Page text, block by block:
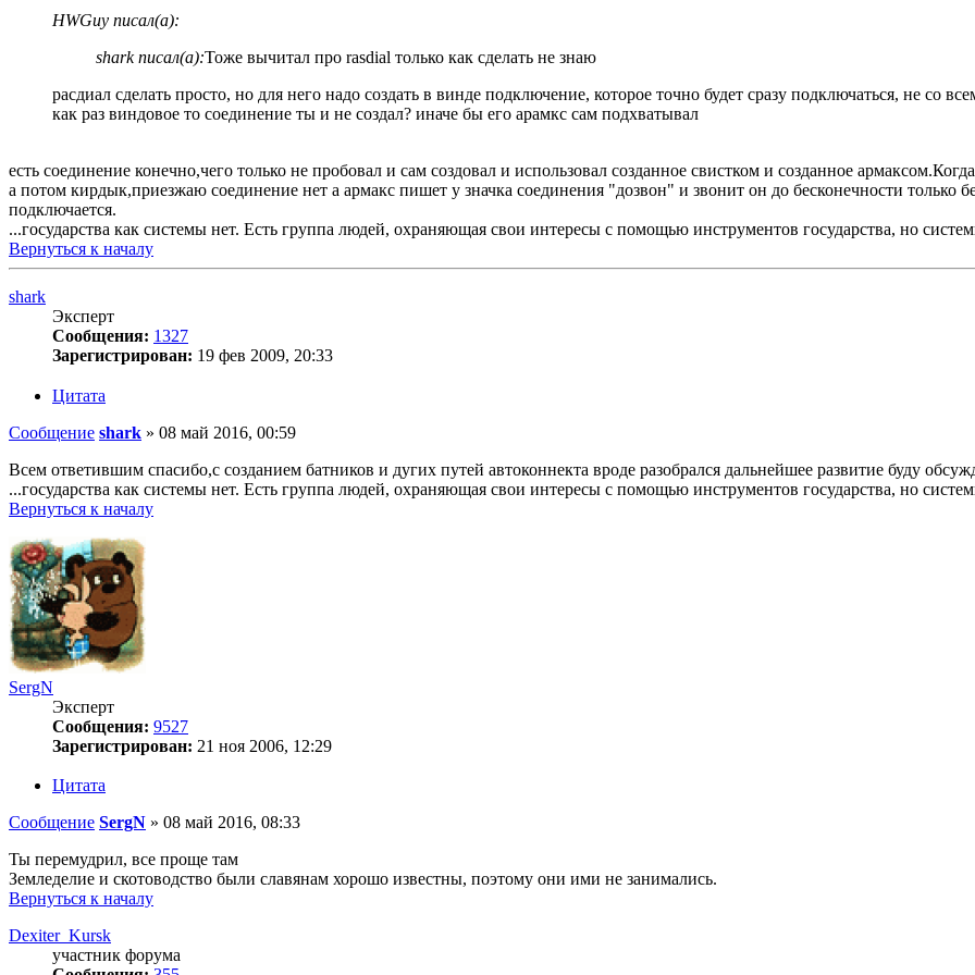
HWGuy писал(а):
shark писал(а):Тоже вычитал про rasdial только как сделать не знаю
расдиал сделать просто, но для него надо создать в винде подключение, которое точно будет сразу подключаться, не со
как раз виндовое то соединение ты и не создал? иначе бы его арамкс сам подхватывал
есть соединение конечно,чего только не пробовал и сам создовал и использовал созданное свистком и созданное
а потом кирдык,приезжаю соединение нет а армакс пишет у значка соединения "дозвон" и звонит он до бесконечности только
подключается.
...государства как системы нет. Есть группа людей, охраняющая свои интересы с помощью инструментов государства, но
Вернуться к началу
shark
Эксперт
Сообщения: 1327
Зарегистрирован: 19 фев 2009, 20:33
Цитата
Сообщение shark » 08 май 2016, 00:59
Всем ответившим спасибо,с созданием батников и дугих путей автоконнекта вроде разобрался дальнейшее развитие буду
...государства как системы нет. Есть группа людей, охраняющая свои интересы с помощью инструментов государства, но
Вернуться к началу
SergN
Эксперт
Сообщения: 9527
Зарегистрирован: 21 ноя 2006, 12:29
Цитата
Сообщение SergN » 08 май 2016, 08:33
Ты перемудрил, все проще там
Земледелие и скотоводство были славянам хорошо известны, поэтому они ими не занимались.
Вернуться к началу
Dexiter_Kursk
участник форума